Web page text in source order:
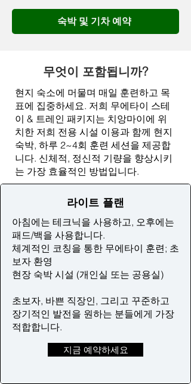
숙박 및 기차 예약
무엇이 포함됩니까?
현지 숙소에 머물며 매일 훈련하고 목
표에 집중하세요. 저희 무에타이 스테
이 & 트레인 패키지는 치앙마이에 위
치한 저희 전용 시설 이용과 함께 현지
숙박, 하루 2~4회 훈련 세션을 제공합
니다. 신체적, 정신적 기량을 향상시키
는 가장 효율적인 방법입니다.
라이트 플랜
아침에는 테크닉을 사용하고, 오후에는
패드/백을 사용합니다.
체계적인 코칭을 통한 무에타이 훈련; 초
보자 환영
현장 숙박 시설 (개인실 또는 공용실)
초보자, 바쁜 직장인, 그리고 꾸준하고
장기적인 발전을 원하는 분들에게 가장
적합합니다.
지금 예약하세요